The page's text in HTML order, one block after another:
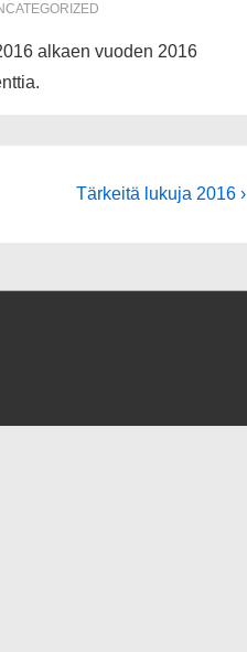
alkaen vuoden 2016
Tärkeitä lukuja 2016 ›